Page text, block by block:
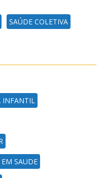
SAÚDE COLETIVA
INFANTIL
SAUDE